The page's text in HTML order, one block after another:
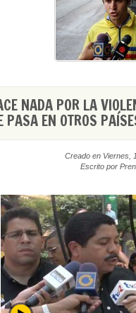
NADA POR LA
PASA EN OTROS
Creado en Viernes,
Escrito por